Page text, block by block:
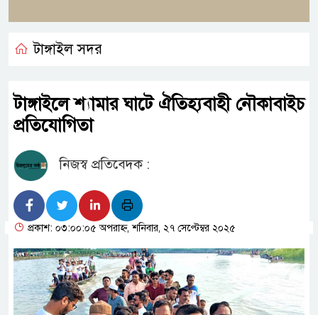
টাঙ্গাইল সদর
টাঙ্গাইলে শ্যামার ঘাটে ঐতিহ্যবাহী নৌকাবাইচ
প্রতিযোগিতা
নিজস্ব প্রতিবেদক :
প্রকাশ: ০৩:০০:০৫ অপরাহ্ন, শনিবার, ২৭ সেপ্টেম্বর ২০২৫